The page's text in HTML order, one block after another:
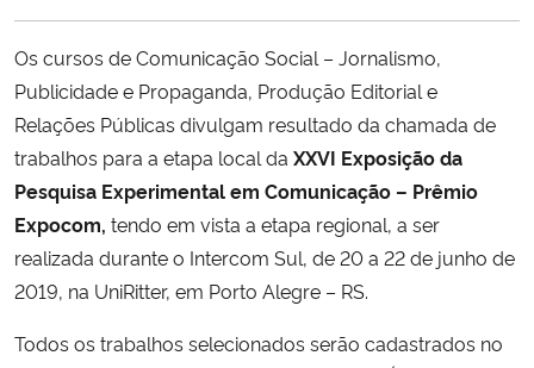
Ministério do Meio Ambiente
Ministério do Turismo
Controladoria-Geral da União
Ministério da Mulher, da Família e dos Direitos Humanos
Secretaria-Geral
Os cursos de Comunicação Social – Jornalismo,
Publicidade e Propaganda, Produção Editorial e
Relações Públicas divulgam resultado da chamada de
trabalhos para a etapa local da XXVI Exposição da
Pesquisa Experimental em Comunicação – Prêmio
Expocom, tendo em vista a etapa regional, a ser
realizada durante o Intercom Sul, de 20 a 22 de junho de
2019, na UniRitter, em Porto Alegre – RS.
Todos os trabalhos selecionados serão cadastrados no